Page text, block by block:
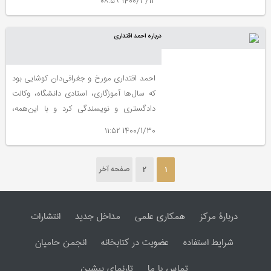
درباره احمد اقتداری
احمد اقتداری مورخ و جغرافی‌دان کوشایی بود
که سال‌ها آموزگاری، استادی دانشگاه، وکالت
دادگستری و نویسندگی کرد و با این‌همه،
1400/1/30 ۱۱:۵۲
1
2 صفحه آخر
دربارۀ مرکز همکاری علمی مداخل جدید
انتشارات
شرایط استفاده
عضویت در کتابخانه
انجمن حامیان